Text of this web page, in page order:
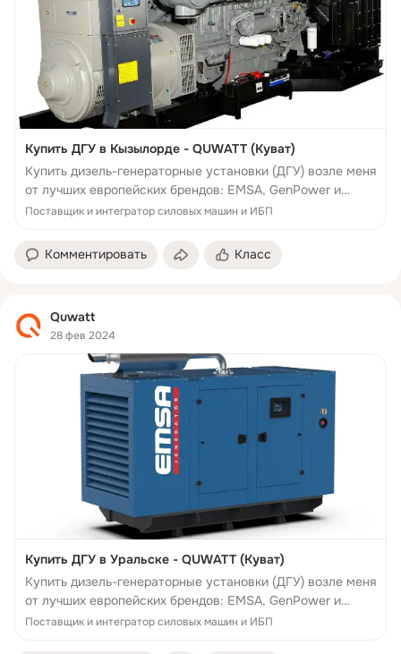
Купить ДГУ в Кызылорде - QUWATT (Куват)
Купить дизель-генераторные установки (ДГУ) возле меня
от лучших европейских брендов: EMSA, GenPower и
Wilson в Кызылорде
Поставщик и интегратор силовых машин и ИБП
Комментировать Класс
Quwatt
28 фев 2024
Купить ДГУ в Уральске - QUWATT (Куват)
Купить дизель-генераторные установки (ДГУ) возле меня
от лучших европейских брендов: EMSA, GenPower и
Wilson в Уральске
Поставщик и интегратор силовых машин и ИБП